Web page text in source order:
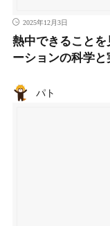
2025年12月3日
熱中できること
ーションの科学と
パト